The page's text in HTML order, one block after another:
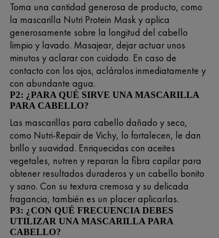
Toma una cantidad generosa de producto, como
la mascarilla Nutri Protein Mask y aplica
generosamente sobre la longitud del cabello
limpio y lavado. Masajear, dejar actuar unos
minutos y aclarar con cuidado. En caso de
contacto con los ojos, acláralos inmediatamente y
con abundante agua.
P2: ¿PARA QUÉ SIRVE UNA MASCARILLA
PARA CABELLO?
Las mascarillas para cabello dañado y seco,
como Nutri-Repair de Vichy, lo fortalecen, le dan
brillo y suavidad. Enriquecidas con aceites
vegetales, nutren y reparan la fibra capilar para
obtener resultados duraderos y un cabello bonito
y sano. Con su textura cremosa y su delicada
fragancia, también es un placer aplicarlas.
P3: ¿CON QUÉ FRECUENCIA DEBES
UTILIZAR UNA MASCARILLA PARA
CABELLO?